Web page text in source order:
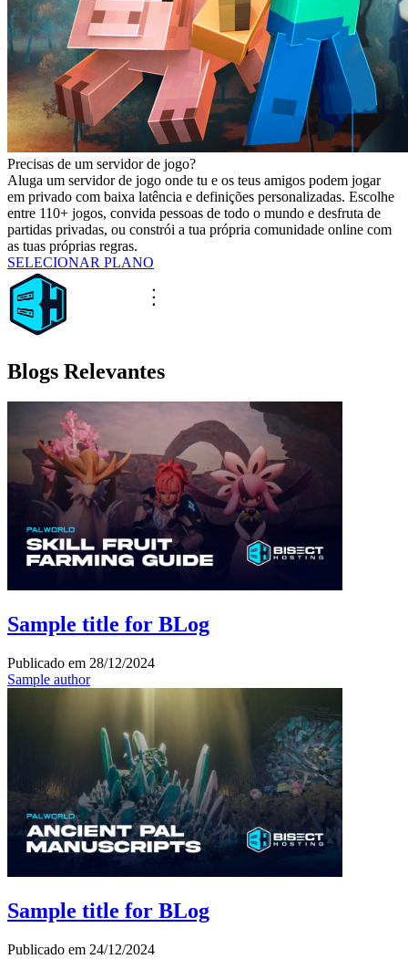
Precisas de um servidor de jogo?
Aluga um servidor de jogo onde tu e os teus amigos podem jogar
em privado com baixa latência e definições personalizadas. Escolhe
entre 110+ jogos, convida pessoas de todo o mundo e desfruta de
partidas privadas, ou constrói a tua própria comunidade online com
as tuas próprias regras.
SELECIONAR PLANO
Blogs Relevantes
Sample title for BLog
Publicado em 28/12/2024
Sample author
Sample title for BLog
Publicado em 24/12/2024